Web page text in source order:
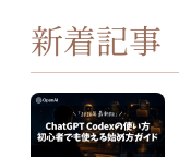
新着記事